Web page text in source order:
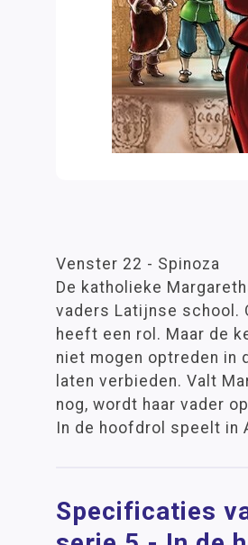
Venster 22 - Spinoza
De katholieke
vaders Latijnse school.
heeft een rol. Maar de
niet mogen optreden in
laten verbieden. Valt
nog, wordt haar vader
In de hoofdrol speelt in
Specificaties